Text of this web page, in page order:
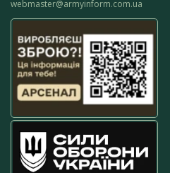
webmaster@armyinform.com.ua